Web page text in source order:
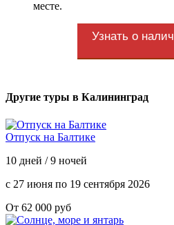
месте.
Узнать о
Другие туры в Калининград
Отпуск на Балтике
10 дней / 9 ночей
с 27 июня по 19 сентября 2026
От 62 000 руб